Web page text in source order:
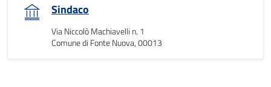
Sindaco
Via Niccolò Machiavelli n. 1
Comune di Fonte Nuova, 00013